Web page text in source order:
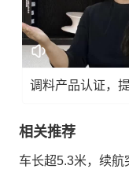
调料产品认证，
相关推荐
车长超5.3米，续航